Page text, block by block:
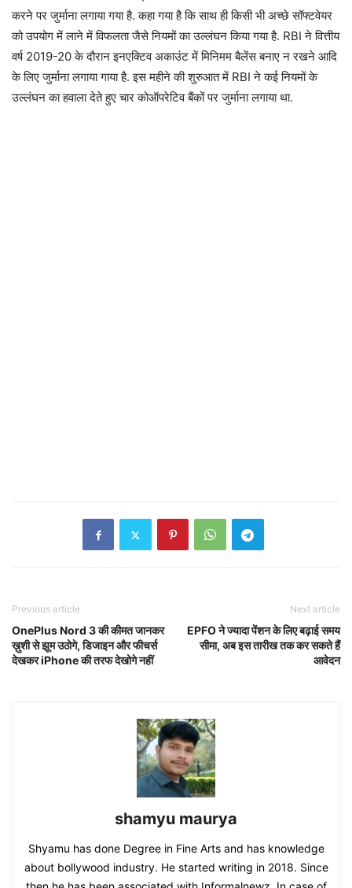
करने पर जुर्माना लगाया गया है. कहा गया है कि साथ ही किसी भी अच्छे सॉफ्टवेयर
को उपयोग में लाने में विफलता जैसे नियमों का उल्लंघन किया गया है. RBI ने वित्तीय
वर्ष 2019-20 के दौरान इनएक्टिव अकाउंट में मिनिमम बैलेंस बनाए न रखने आदि
के लिए जुर्माना लगाया गाया है. इस महीने की शुरुआत में RBI ने कई नियमों के
उल्लंघन का हवाला देते हुए चार कोऑपरेटिव बैंकों पर जुर्माना लगाया था.
Previous article
OnePlus Nord 3 की कीमत जानकर
ख़ुशी से झूम उठोगे, डिजाइन और फीचर्स
देखकर iPhone की तरफ देखोगे नहीं
Next article
EPFO ने ज्यादा पेंशन के लिए बढ़ाई समय
सीमा, अब इस तारीख तक कर सकते हैं
आवेदन
shamyu maurya
Shyamu has done Degree in Fine Arts and has knowledge
about bollywood industry. He started writing in 2018. Since